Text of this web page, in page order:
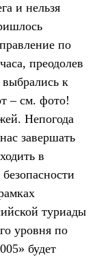
и нельзя
по
преодолев
к
– см. фото!
Непогода
завершать
в
туриады
уровня по
будет